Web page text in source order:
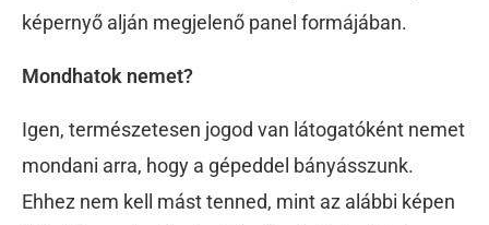
képernyő alján megjelenő panel formájában.
Mondhatok nemet?
Igen, természetesen jogod van látogatóként nemet
mondani arra, hogy a gépeddel bányásszunk.
Ehhez nem kell mást tenned, mint az alábbi képen